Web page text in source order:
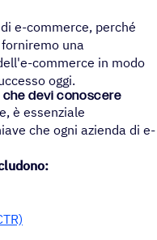
e-commerce, perché
una
commerce in modo
oggi.
che devi conoscere
è essenziale
che ogni azienda di e-